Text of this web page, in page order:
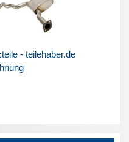
- teilehaber.de